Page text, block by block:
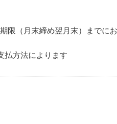
限（月末締め翌月末）までに
払方法によります